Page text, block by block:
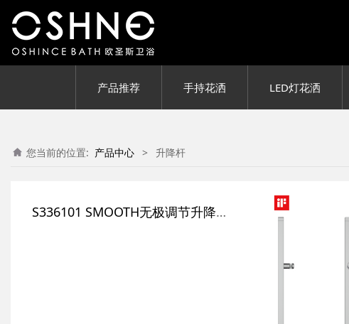
产品推荐 手持花洒 LED灯花洒
您当前的位置: 产品中心 > 升降杆
S336101 SMOOTH无极调节升降杆